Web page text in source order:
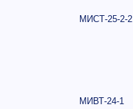
МИСТ-25-2-2
МИВТ-24-1